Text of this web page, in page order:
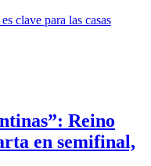
Reino
en semifinal,